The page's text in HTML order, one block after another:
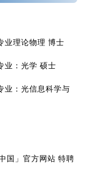
业理论物理 博士
业：光学 硕士
业：光信息科学与
国」官方网站 特聘